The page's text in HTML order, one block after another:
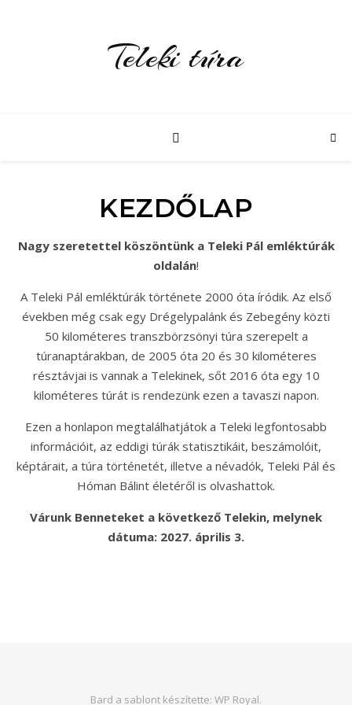
Teleki túra
KEZDŐLAP
Nagy szeretettel köszöntünk a Teleki Pál emléktúrák
oldalán!
A Teleki Pál emléktúrák története 2000 óta íródik. Az első
években még csak egy Drégelypalánk és Zebegény közti
50 kilométeres transzbörzsönyi túra szerepelt a
túranaptárakban, de 2005 óta 20 és 30 kilométeres
résztávjai is vannak a Telekinek, sőt 2016 óta egy 10
kilométeres túrát is rendezünk ezen a tavaszi napon.
Ezen a honlapon megtalálhatjátok a Teleki legfontosabb
információit, az eddigi túrák statisztikáit, beszámolóit,
képtárait, a túra történetét, illetve a névadók, Teleki Pál és
Hóman Bálint életéről is olvashattok.
Várunk Benneteket a következő Telekin, melynek
dátuma: 2027. április 3.
Bard a sablont készítette: WP Royal.